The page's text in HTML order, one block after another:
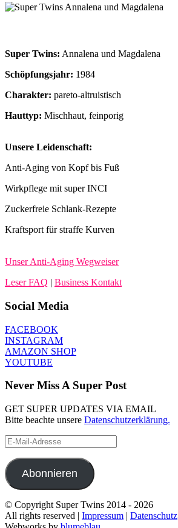
Super Twins: Annalena und Magdalena
Schöpfungsjahr: 1984
Charakter: pareto-altruistisch
Hauttyp: Mischhaut, feinporig
Unsere Leidenschaft:
Anti-Aging von Kopf bis Fuß
Wirkpflege mit super INCI
Zuckerfreie Schlank-Rezepte
Kraftsport für straffe Kurven
Unser Anti-Aging Wegweiser
Leser FAQ | Business Kontakt
Social Media
FACEBOOK
INSTAGRAM
AMAZON SHOP
YOUTUBE
Never Miss A Super Post
GET SUPER UPDATES VIA EMAIL
Bitte beachte unsere Datenschutzerklärung.
E-
Mail-
Adresse
Abonnieren
© Copyright Super Twins 2014 - 2026
All rights reserved | Impressum | Datenschutz